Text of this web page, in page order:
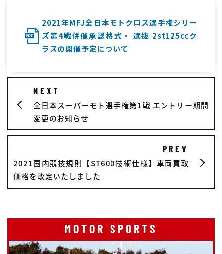
2021年MFJ全日本モトクロス選手権シリー
ズ第4戦併催承認格式・ 選抜 2st125ccク
ラスの開催予定について
NEXT
全日本スーパーモト選手権第1戦 エントリー期間
変更のお知らせ
PREV
2021国内競技規則【ST600技術仕様】車両買取
価格を改定いたしました
MOTOR SPORTS